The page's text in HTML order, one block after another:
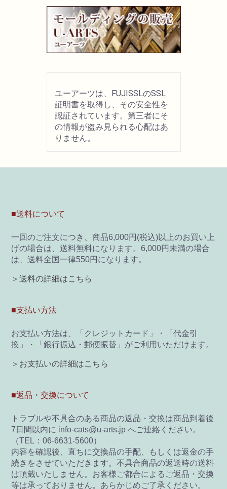
ユーアーツは、FUJISSLのSSL
証明書を取得し、その安全性を
認証されています。第三者にそ
の情報が盗み見られる心配はあ
りません。
■送料について
一回のご注文につき、商品6,000円(税込)以上のお買い上
げの場合は、送料無料になります。6,000円未満の場合
は、送料全国一律550円になります。
＞送料の詳細はこちら
■支払い方法
お支払い方法は、「クレジットカード」・「代金引
換」・「銀行振込・郵便振替」がご利用いただけます。
＞お支払いの詳細はこちら
■返品・交換について
トラブルや不具合のある商品の返品・交換は商品到着後
7日間以内に info-cats@u-arts.jp へご連絡ください。
（TEL：06-6631-5600）
内容を確認後、直ちに交換品の手配、もしくは返金の手
続きをさせていただきます。不具合商品の返送時の送料
は頂戴いたしません。お客様ご都合によるご返品・交換
等は承っておりません。あらかじめご了承ください。